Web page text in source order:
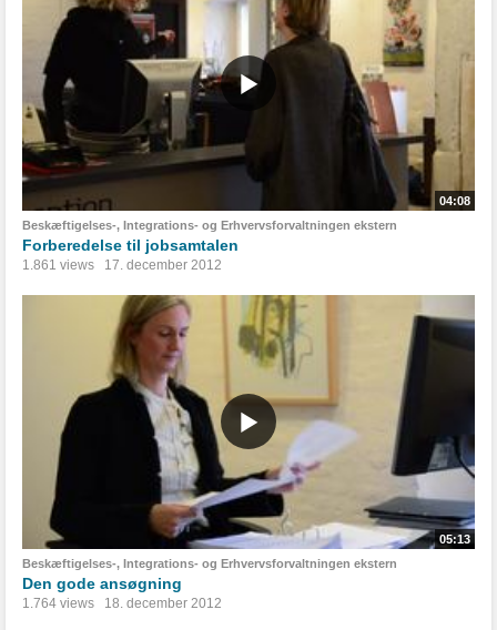
04:08
Beskæftigelses-, Integrations- og Erhvervsforvaltningen ekstern
Forberedelse til jobsamtalen
1.861 views 17. december 2012
05:13
Beskæftigelses-, Integrations- og Erhvervsforvaltningen ekstern
Den gode ansøgning
1.764 views 18. december 2012